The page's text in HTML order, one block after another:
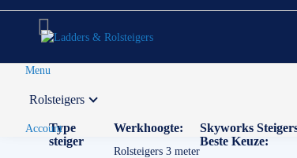
Menu
Rolsteigers
Type
steiger
Werkhoogte:
Rolsteigers 3 meter
Skyworks
Beste Keuze:
Account